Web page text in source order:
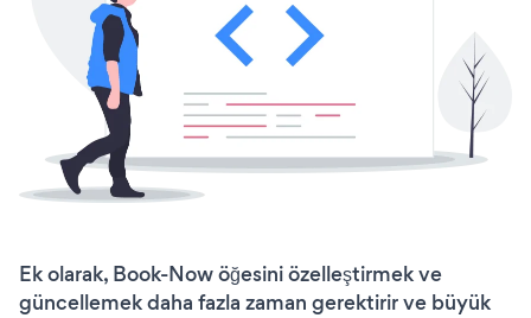
Ek olarak, Book-Now öğesini özelleştirmek ve
güncellemek daha fazla zaman gerektirir ve büyük